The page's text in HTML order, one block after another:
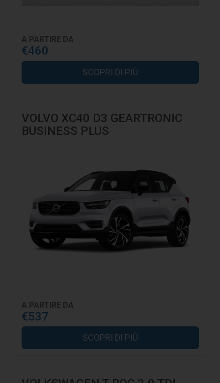
A PARTIRE DA
€460
SCOPRI DI PIÙ
VOLVO XC40 D3 GEARTRONIC
BUSINESS PLUS
A PARTIRE DA
€537
SCOPRI DI PIÙ